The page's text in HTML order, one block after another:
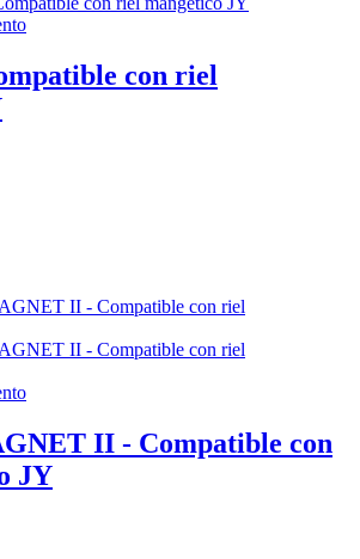
con riel
II - Compatible con
JY